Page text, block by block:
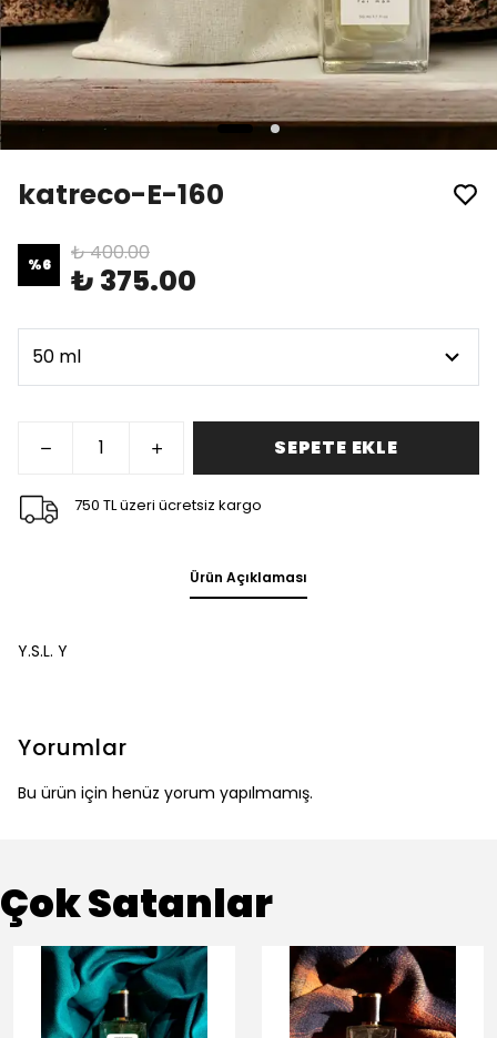
katreco-E-160
%6 ₺ 400.00
₺ 375.00
SEPETE EKLE
750 TL üzeri ücretsiz kargo
Ürün Açıklaması
Y.S.L. Y
Yorumlar
Bu ürün için henüz yorum yapılmamış.
Çok Satanlar